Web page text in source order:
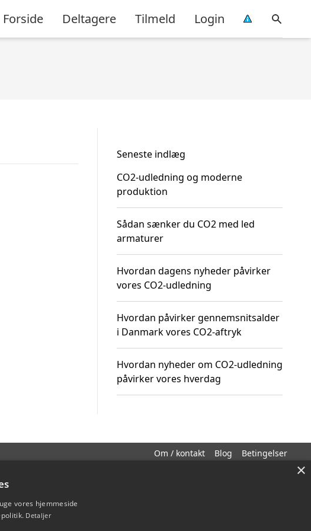
Forside Deltagere Tilmeld Login
Seneste indlæg
CO2-udledning og moderne
produktion
Sådan sænker du CO2 med led
armaturer
Hvordan dagens nyheder påvirker
vores CO2-udledning
Hvordan påvirker gennemsnitsalder
i Danmark vores CO2-aftryk
Hvordan nyheder om CO2-udledning
påvirker vores hverdag
Om / kontakt Blog Betingelser
×
vores hjemmeside
Detaljer